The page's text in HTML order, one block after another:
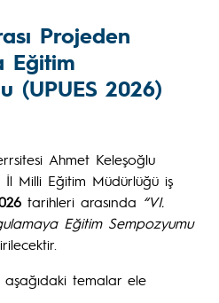
Projeden
Eğitim
(UPUES 2026)
Ahmet Keleşoğlu
Milli Eğitim Müdürlüğü iş
tarihleri arasında “VI.
Eğitim Sempozyumu
temalar ele